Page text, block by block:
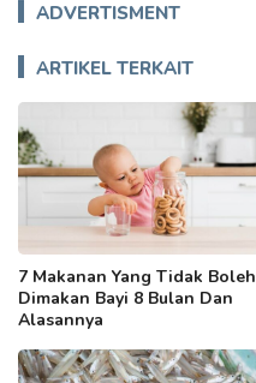
ADVERTISMENT
ARTIKEL TERKAIT
7 Makanan Yang Tidak Boleh
Dimakan Bayi 8 Bulan Dan
Alasannya